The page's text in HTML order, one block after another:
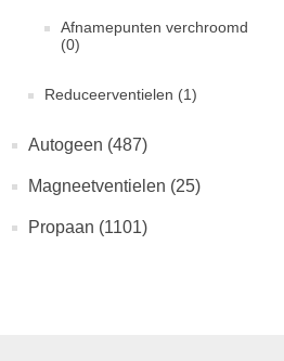
Afnamepunten verchroomd
(0)
Reduceerventielen (1)
Autogeen (487)
Magneetventielen (25)
Propaan (1101)